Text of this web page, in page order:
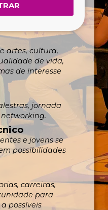
artes, cultura,
de vida,
de interesse
jornada
e jovens se
possibilidades
carreiras,
para
possíveis